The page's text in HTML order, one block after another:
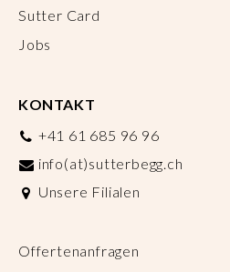
Sutter Card
Jobs
KONTAKT
+41 61 685 96 96
info(at)sutterbegg.ch
Unsere Filialen
Offertenanfragen